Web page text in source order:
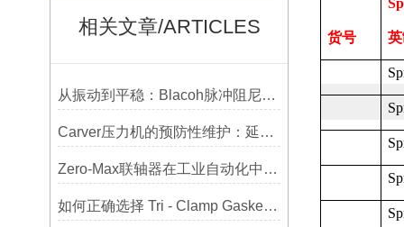
相关文章/ARTICLES
从振动到平稳：Blacoh脉冲阻尼器在泵系统中的应用
Carver压力机的预防性维护：延长使用寿命的技巧
Zero-Max联轴器在工业自动化中的关键作用
如何正确选择 Tri - Clamp Gasket 垫圈的材质与尺寸？
货号